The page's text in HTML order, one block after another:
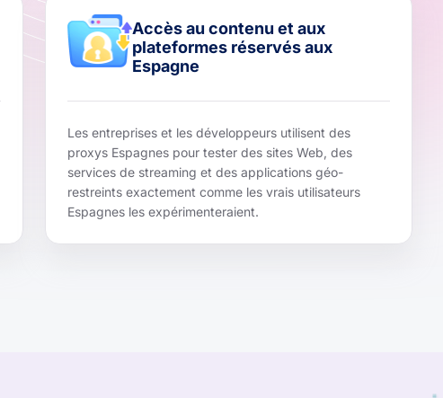
Accès au contenu et aux
plateformes réservés aux
Espagne
Les entreprises et les développeurs utilisent des
proxys Espagnes pour tester des sites Web, des
services de streaming et des applications géo-
restreints exactement comme les vrais utilisateurs
Espagnes les expérimenteraient.